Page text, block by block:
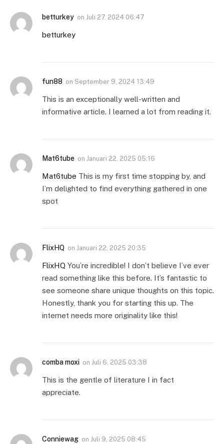
betturkey on Juli 27, 2024 06:47
betturkey
fun88 on September 9, 2024 13:49
This is an exceptionally well-written and
informative article. I learned a lot from reading it.
Mat6tube on Januari 22, 2025 05:16
Mat6tube This is my first time stopping by, and
I’m delighted to find everything gathered in one
spot
FlixHQ on Januari 22, 2025 20:35
FlixHQ You’re incredible! I don’t believe I’ve ever
read something like this before. It’s fantastic to
see someone share unique thoughts on this topic.
Honestly, thank you for starting this up. The
internet needs more originality like this!
comba moxi on Juli 6, 2025 03:38
This is the gentle of literature I in fact
appreciate.
Conniewag on Juli 9, 2025 08:45